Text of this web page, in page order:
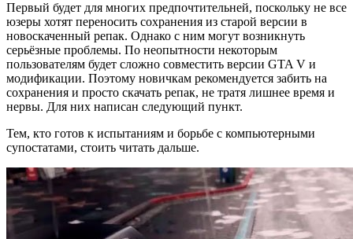
Первый будет для многих предпочтительней, поскольку не все
юзеры хотят переносить сохранения из старой версии в
новоскаченный репак. Однако с ним могут возникнуть
серьёзные проблемы. По неопытности некоторым
пользователям будет сложно совместить версии GTA V и
модификации. Поэтому новичкам рекомендуется забить на
сохранения и просто скачать репак, не тратя лишнее время и
нервы. Для них написан следующий пункт.
Тем, кто готов к испытаниям и борьбе с компьютерными
супостатами, стоить читать дальше.